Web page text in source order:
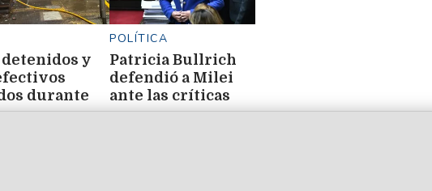
y
durante
POLÍTICA
Patricia Bullrich
defendió a Milei
ante las críticas
por Lula, aunque